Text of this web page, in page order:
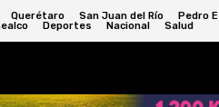
Querétaro San Juan del Río
Pedro
Deportes Nacional Salud